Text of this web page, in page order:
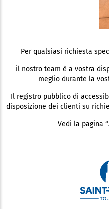
Per qualsiasi richiesta
il nostro team è a vostra
meglio durante la
Il registro pubblico di
disposizione dei clienti su
Vedi la pagina